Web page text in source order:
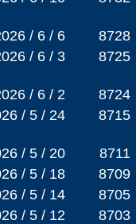
/ 6 / 6 8728
/ 6 / 3 8725
/ 6 / 2 8724
/ 5 / 24 8715
/ 5 / 20 8711
/ 5 / 18 8709
/ 5 / 14 8705
/ 5 / 12 8703